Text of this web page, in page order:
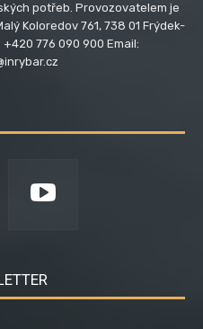
potřeb. Provozovatelem je
Koloredov 761, 738 01 Frýdek-
+420 776 090 900 Email: